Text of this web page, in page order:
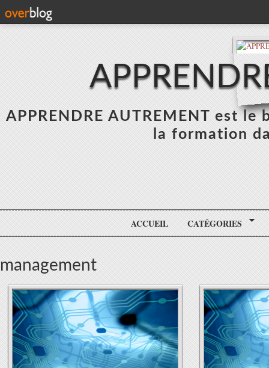
APPRENDRE AUTREMENT est
la formation
ACCUEIL CATÉGORIES
management